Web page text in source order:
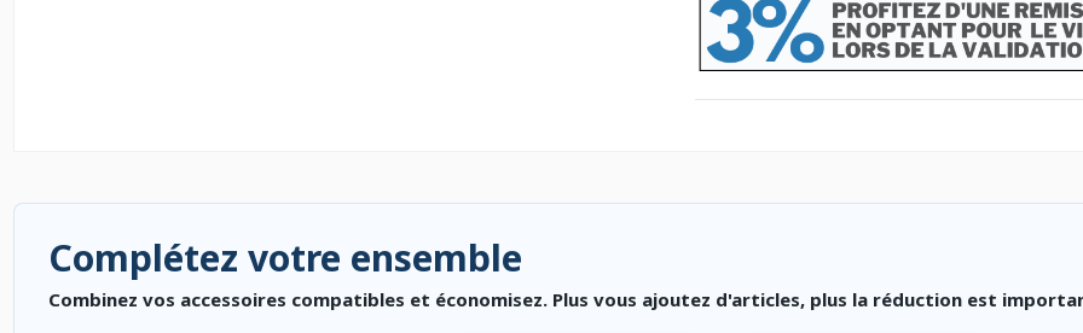
Complétez votre ensemble
Combinez vos accessoires compatibles et économisez. Plus vous ajoutez d'articles, plus la réduction est